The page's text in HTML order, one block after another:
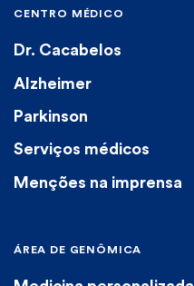
CENTRO MÉDICO
Dr. Cacabelos
Alzheimer
Parkinson
Serviços médicos
Menções na imprensa
ÁREA DE GENÔMICA